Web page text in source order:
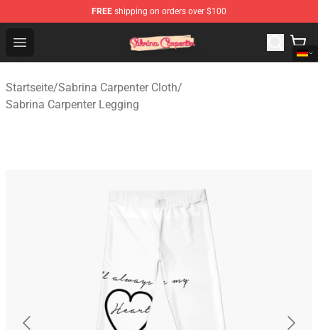
FREE shipping on orders over $100
Open menu
Sabrina Carpenter Shop - Official Sabrina Carpenter
Startseite/Sabrina Carpenter Cloth/
Sabrina Carpenter Legging